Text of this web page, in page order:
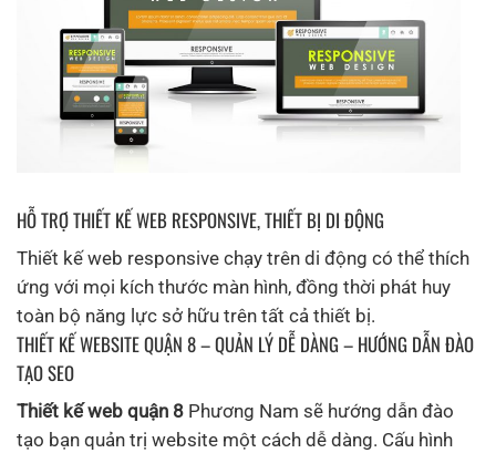
HỖ TRỢ THIẾT KẾ WEB RESPONSIVE, THIẾT BỊ DI ĐỘNG
Thiết kế web responsive chạy trên di động có thể thích
ứng với mọi kích thước màn hình, đồng thời phát huy
toàn bộ năng lực sở hữu trên tất cả thiết bị.
THIẾT KẾ WEBSITE QUẬN 8 – QUẢN LÝ DỄ DÀNG – HƯỚNG DẪN ĐÀO
TẠO SEO
Thiết kế web quận 8 Phương Nam sẽ hướng dẫn đào
tạo bạn quản trị website một cách dễ dàng. Cấu hình